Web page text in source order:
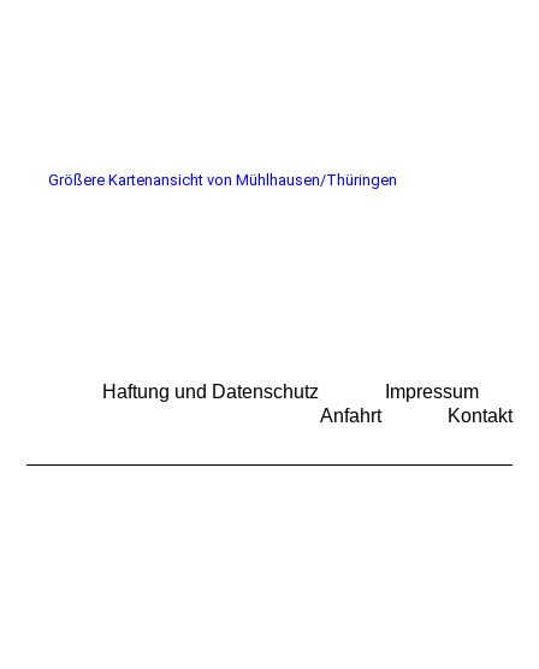
Größere Kartenansicht von Mühlhausen/Thüringen
Haftung und Datenschutz
Impressum
Anfahrt
Kontakt